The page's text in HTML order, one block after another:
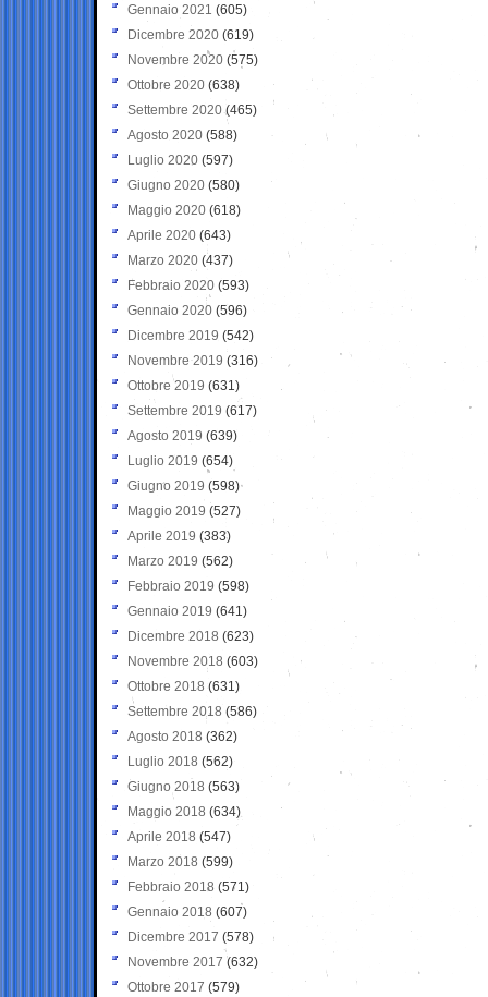
Gennaio 2021 (605)
Dicembre 2020 (619)
Novembre 2020 (575)
Ottobre 2020 (638)
Settembre 2020(465)
Agosto 2020 (588)
Luglio 2020 (597)
Giugno 2020 (580)
Maggio 2020 (618)
Aprile 2020 (643)
Marzo 2020 (437)
Febbraio 2020 (593)
Gennaio 2020 (596)
Dicembre 2019 (542)
Novembre 2019 (316)
Ottobre 2019 (631)
Settembre 2019 (617)
Agosto 2019 (639)
Luglio 2019 (654)
Giugno 2019 (598)
Maggio 2019 (527)
Aprile 2019 (383)
Marzo 2019 (562)
Febbraio 2019 (598)
Gennaio 2019 (641)
Dicembre 2018 (623)
Novembre 2018 (603)
Ottobre 2018 (631)
Settembre 2018 (586)
Agosto 2018 (362)
Luglio 2018 (562)
Giugno 2018 (563)
Maggio 2018 (634)
Aprile 2018 (547)
Marzo 2018 (599)
Febbraio 2018 (571)
Gennaio 2018 (607)
Dicembre 2017 (578)
Novembre 2017 (632)
Ottobre 2017 (579)